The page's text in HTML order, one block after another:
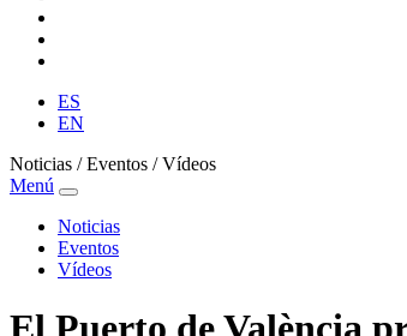
ES
EN
Noticias / Eventos / Vídeos
Menú
Noticias
Eventos
Vídeos